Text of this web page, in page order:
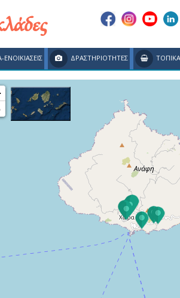
ΔΡΑΣΤΗΡΙΟΤΗΤΕΣ
ΑΙΓΑΙΟ ΑΠΟ ΤΗΝ ΚΟΡΥΦΗ 460 ΜΕΤΡΑ